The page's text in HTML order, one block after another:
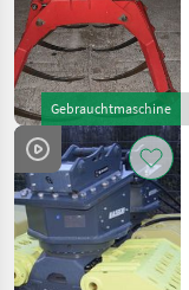
Gebrauchtmaschine